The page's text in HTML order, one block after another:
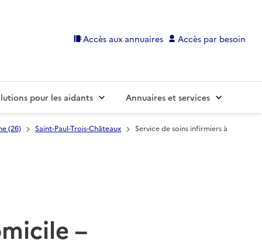
Accès aux annuaires Accès par besoin
pour les aidants Annuaires et services
(26) Saint-Paul-Trois-Châteaux Service de soins infirmiers à
–